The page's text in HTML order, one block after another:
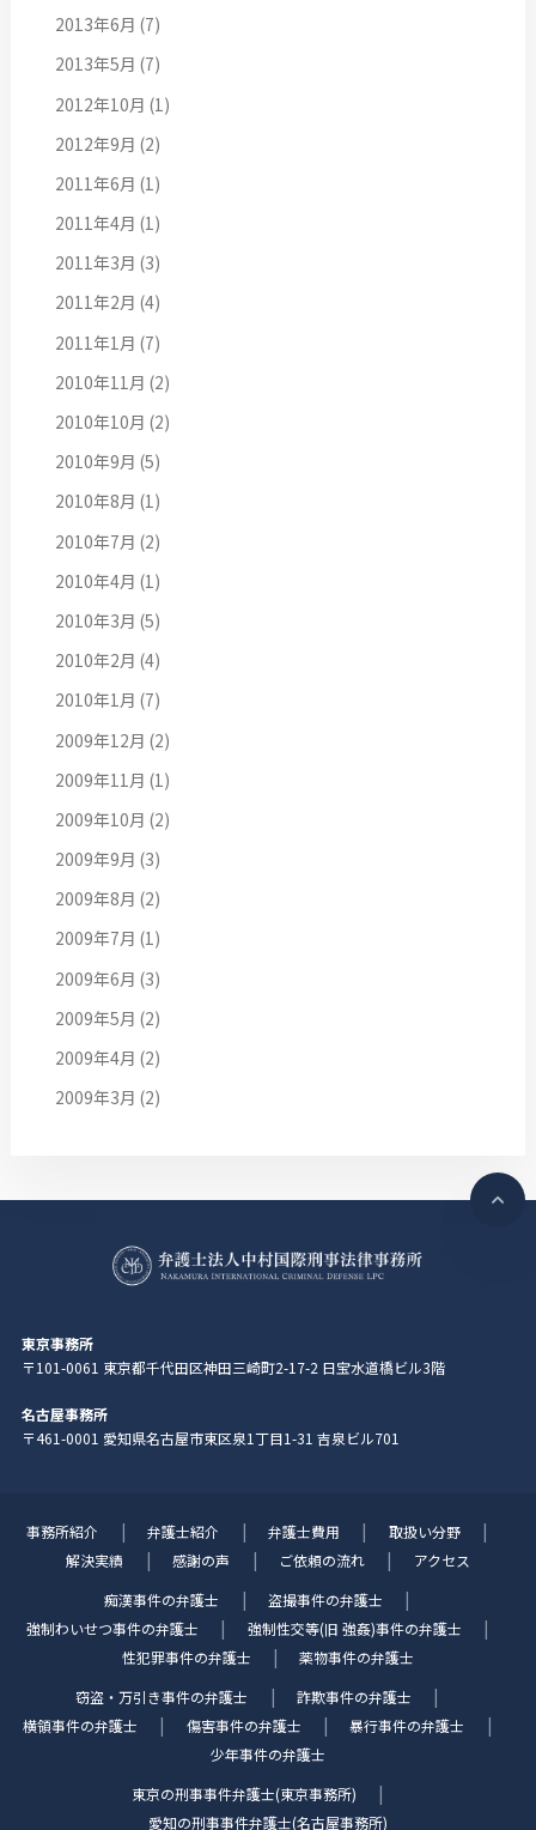
2013年6月 (7)
2013年5月 (7)
2012年10月 (1)
2012年9月 (2)
2011年6月 (1)
2011年4月 (1)
2011年3月 (3)
2011年2月 (4)
2011年1月 (7)
2010年11月 (2)
2010年10月 (2)
2010年9月 (5)
2010年8月 (1)
2010年7月 (2)
2010年4月 (1)
2010年3月 (5)
2010年2月 (4)
2010年1月 (7)
2009年12月 (2)
2009年11月 (1)
2009年10月 (2)
2009年9月 (3)
2009年8月 (2)
2009年7月 (1)
2009年6月 (3)
2009年5月 (2)
2009年4月 (2)
2009年3月 (2)
東京事務所
〒101-0061 東京都千代田区神田三崎町2-17-2 日宝水道橋ビル3階
名古屋事務所
〒461-0001 愛知県名古屋市東区泉1丁目1-31 吉泉ビル701
事務所紹介 弁護士紹介 弁護士費用
取扱い分野
解決実績
感謝の声 ご依頼の流れ
アクセス
痴漢事件の弁護士
盗撮事件の弁護士
強制わいせつ事件の弁護士
強制性交等(旧 強姦)事件の弁護士
性犯罪事件の弁護士
薬物事件の弁護士
窃盗・万引き事件の弁護士
詐欺事件の弁護士
横領事件の弁護士
傷害事件の弁護士
暴行事件の弁護士
少年事件の弁護士
東京の刑事事件弁護士(東京事務所)
愛知の刑事事件弁護士(名古屋事務所)